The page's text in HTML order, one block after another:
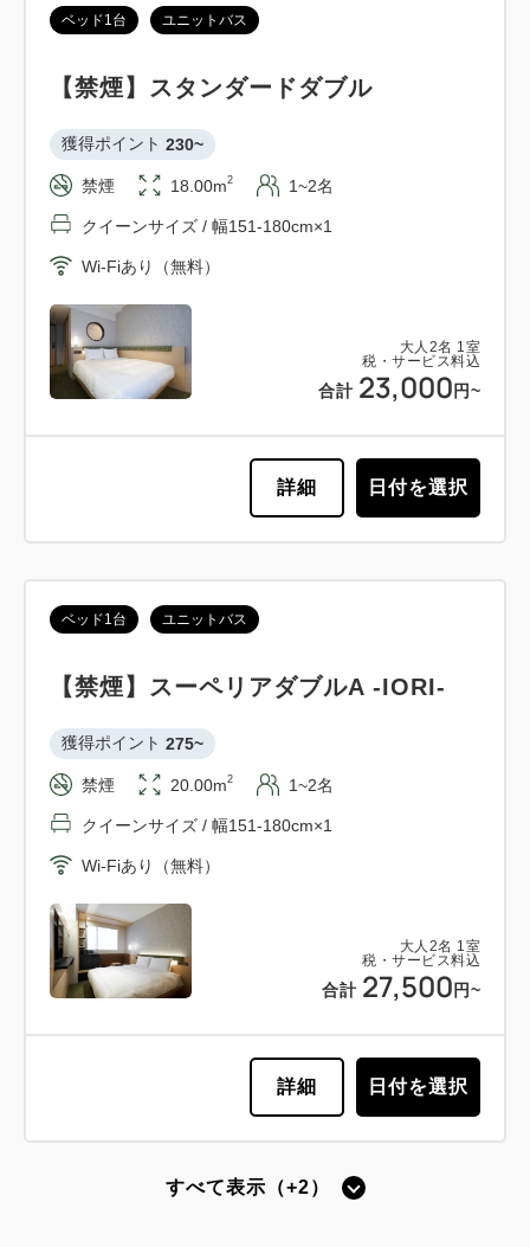
大人 2名 1 室
税・サービス料込
合計 23,000 円~
ベッド1台 ユニットバス
【禁煙】スタンダードダブル
獲得ポイント 230~
禁煙 18.00m2 1~2名
クイーンサイズ / 幅151-180cm×1
Wi-Fiあり（無料）
詳細 日付を選択
大人 2名 1 室
税・サービス料込
合計 27,500 円~
ベッド1台 ユニットバス
【禁煙】スーペリアダブルA -IORI-
獲得ポイント 275~
禁煙 20.00m2 1~2名
クイーンサイズ / 幅151-180cm×1
Wi-Fiあり（無料）
詳細 日付を選択
すべて表示（+2）